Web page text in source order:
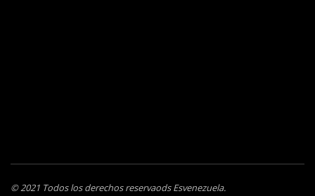
© 2021 Todos los derechos reservaods Esvenezuela.